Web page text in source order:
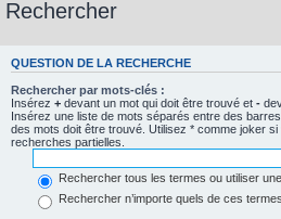
Rechercher
QUESTION DE LA RECHERCHE
Rechercher par mots-clés :
Insérez + devant un mot qui doit être trouvé et -
Insérez une liste de mots séparés entre des
des mots doit être trouvé. Utilisez * comme joker
recherches partielles.
Rechercher tous les termes ou utiliser
Rechercher n’importe quels de ces termes